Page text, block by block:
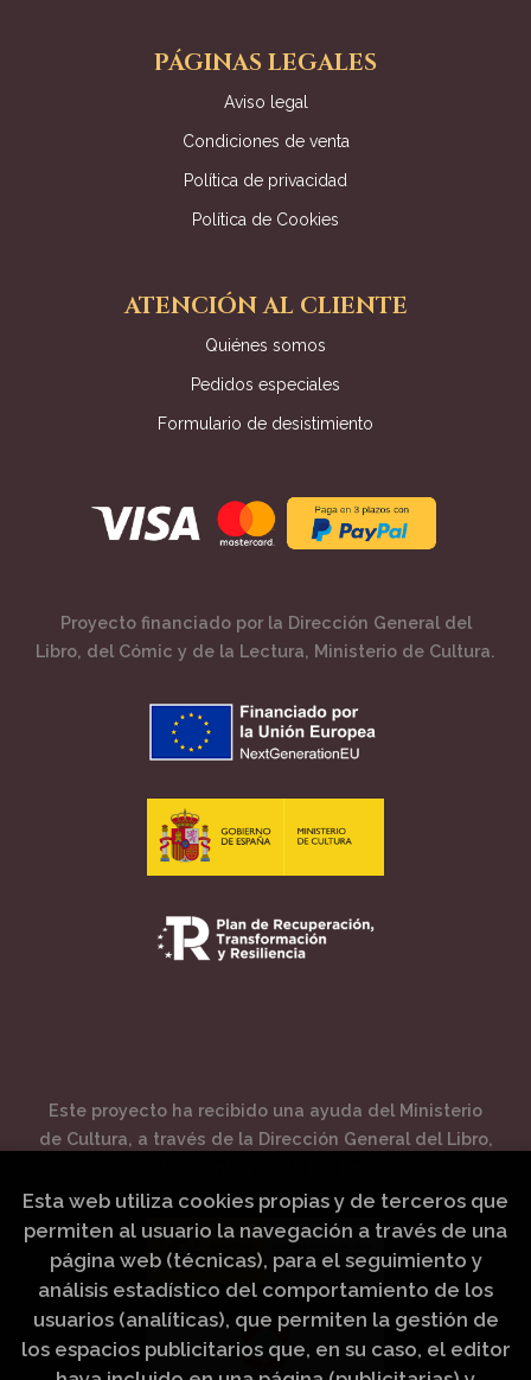
PÁGINAS LEGALES
Aviso legal
Condiciones de venta
Política de privacidad
Política de Cookies
ATENCIÓN AL CLIENTE
Quiénes somos
Pedidos especiales
Formulario de desistimiento
Proyecto financiado por la Dirección General del
Libro, del Cómic y de la Lectura, Ministerio de Cultura.
Este proyecto ha recibido una ayuda del Ministerio
de Cultura, a través de la Dirección General del Libro,
Esta web utiliza cookies propias y de terceros que
permiten al usuario la navegación a través de una
página web (técnicas), para el seguimiento y
análisis estadístico del comportamiento de los
usuarios (analíticas), que permiten la gestión de
los espacios publicitarios que, en su caso, el editor